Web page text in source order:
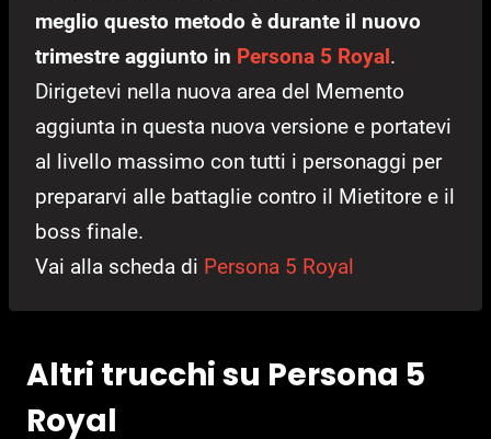
meglio questo metodo è durante il nuovo
trimestre aggiunto in Persona 5 Royal.
Dirigetevi nella nuova area del Memento
aggiunta in questa nuova versione e portatevi
al livello massimo con tutti i personaggi per
prepararvi alle battaglie contro il Mietitore e il
boss finale.
Vai alla scheda di Persona 5 Royal
Altri trucchi su Persona 5
Royal